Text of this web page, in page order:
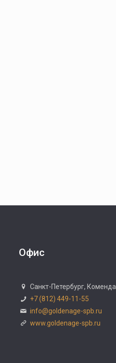
Офис
Санкт-Петербург,
+7 (812) 449-11-55
info@goldenage-spb.ru
www.goldenage-spb.ru